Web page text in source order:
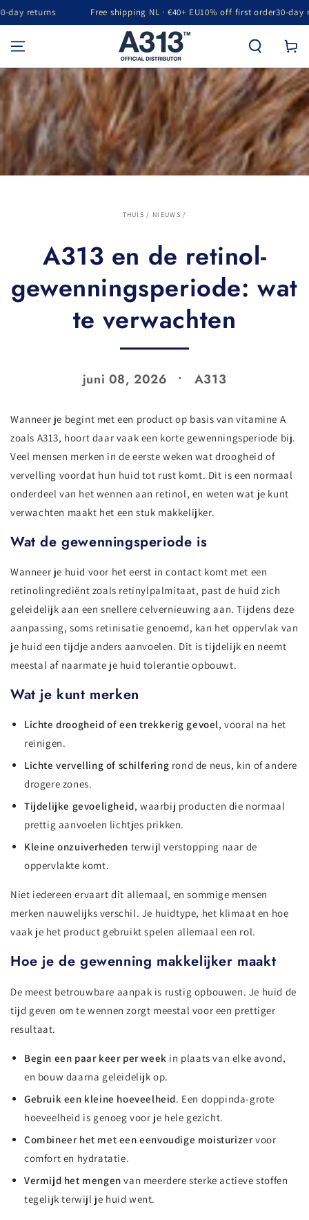
GA NAAR INHOUD
Free shipping NL · €40+ EU 10% off first order30-day returns
THUIS / NIEUWS /
A313 en de retinol-
gewenningsperiode: wat
te verwachten
juni 08, 2026 A313
Wanneer je begint met een product op basis van vitamine A
zoals A313, hoort daar vaak een korte gewenningsperiode bij.
Veel mensen merken in de eerste weken wat droogheid of
vervelling voordat hun huid tot rust komt. Dit is een normaal
onderdeel van het wennen aan retinol, en weten wat je kunt
verwachten maakt het een stuk makkelijker.
Wat de gewenningsperiode is
Wanneer je huid voor het eerst in contact komt met een
retinolingrediënt zoals retinylpalmitaat, past de huid zich
geleidelijk aan een snellere celvernieuwing aan. Tijdens deze
aanpassing, soms retinisatie genoemd, kan het oppervlak van
je huid een tijdje anders aanvoelen. Dit is tijdelijk en neemt
meestal af naarmate je huid tolerantie opbouwt.
Wat je kunt merken
Lichte droogheid of een trekkerig gevoel, vooral na het
reinigen.
Lichte vervelling of schilfering rond de neus, kin of andere
drogere zones.
Tijdelijke gevoeligheid, waarbij producten die normaal
prettig aanvoelen lichtjes prikken.
Kleine onzuiverheden terwijl verstopping naar de
oppervlakte komt.
Niet iedereen ervaart dit allemaal, en sommige mensen
merken nauwelijks verschil. Je huidtype, het klimaat en hoe
vaak je het product gebruikt spelen allemaal een rol.
Hoe je de gewenning makkelijker maakt
De meest betrouwbare aanpak is rustig opbouwen. Je huid de
tijd geven om te wennen zorgt meestal voor een prettiger
resultaat.
Begin een paar keer per week in plaats van elke avond,
en bouw daarna geleidelijk op.
Gebruik een kleine hoeveelheid. Een doppinda-grote
hoeveelheid is genoeg voor je hele gezicht.
Combineer het met een eenvoudige moisturizervoor
comfort en hydratatie.
Vermijd het mengen van meerdere sterke actieve stoffen
tegelijk terwijl je huid went.